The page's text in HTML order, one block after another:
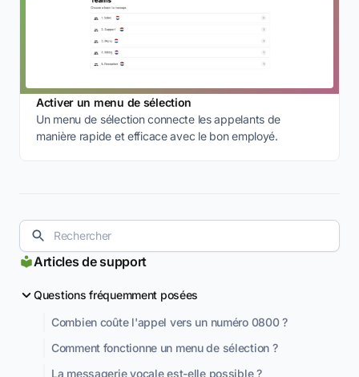
Articles de support
Questions fréquemment posées
Combien coûte l'appel vers un numéro 0800 ?
Comment fonctionne un menu de sélection ?
La messagerie vocale est-elle possible ?
Activer un menu de sélection
Un menu de sélection connecte les appelants de
manière rapide et efficace avec le bon employé.